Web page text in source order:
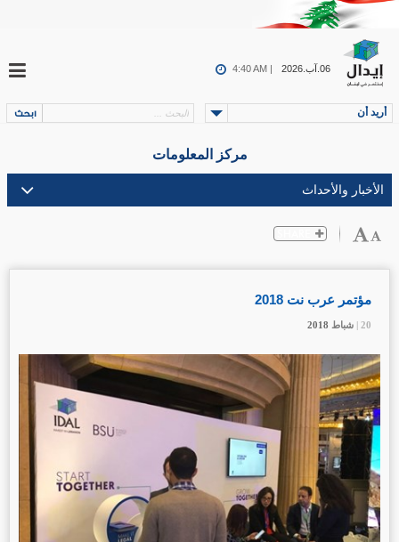
06.آب.2026 4:40 AM |
أريد أن
مركز المعلومات
20 | شباط
مؤتمر عرب نت 2018
20 | شباط 20 | شباط